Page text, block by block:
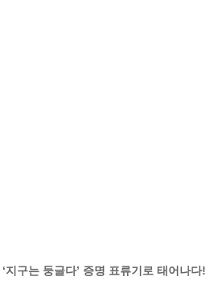
구는 둥글다’ 증명 표류기로 태어나다!